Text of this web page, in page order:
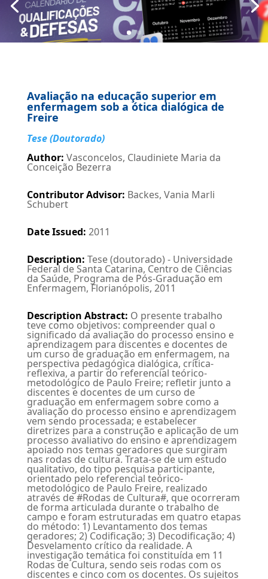
Avaliação na educação superior em
enfermagem sob a ótica dialógica de
Freire
Tese (Doutorado)
Author: Vasconcelos, Claudiniete Maria da
Conceição Bezerra
Contributor Advisor: Backes, Vania Marli
Schubert
Date Issued: 2011
Description: Tese (doutorado) - Universidade
Federal de Santa Catarina, Centro de Ciências
da Saúde, Programa de Pós-Graduação em
Enfermagem, Florianópolis, 2011
Description Abstract: O presente trabalho
teve como objetivos: compreender qual o
significado da avaliação do processo ensino e
aprendizagem para discentes e docentes de
um curso de graduação em enfermagem, na
perspectiva pedagógica dialógica, crítica-
reflexiva, a partir do referencial teórico-
metodológico de Paulo Freire; refletir junto a
discentes e docentes de um curso de
graduação em enfermagem sobre como a
avaliação do processo ensino e aprendizagem
vem sendo processada; e estabelecer
diretrizes para a construção e aplicação de um
processo avaliativo do ensino e aprendizagem
apoiado nos temas geradores que surgiram
nas rodas de cultura. Trata-se de um estudo
qualitativo, do tipo pesquisa participante,
orientado pelo referencial teórico-
metodológico de Paulo Freire, realizado
através de #Rodas de Cultura#, que ocorreram
de forma articulada durante o trabalho de
campo e foram estruturadas em quatro etapas
do método: 1) Levantamento dos temas
geradores; 2) Codificação; 3) Decodificação; 4)
Desvelamento crítico da realidade. A
investigação temática foi constituída em 11
Rodas de Cultura, sendo seis rodas com os
discentes e cinco com os docentes. Os sujeitos